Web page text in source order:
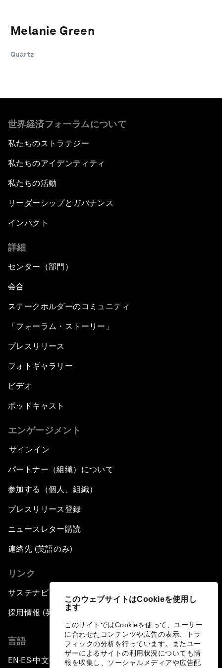
このウェブサイトはCookieを使用し
ます
このサイトではCookieを使って、ユーザー
に合わせたコンテンツや広告の表示、トラ
フィックの分析を行っています。またユー
ザーによるサイトの利用状況についても情
報を収集し、ソーシャルメディアや広告配
Melanie Green
Quartz
世界経済フォーラムについて
私たちのストラテジー
私たちのアイデンティティ
私たちの活動
リーダーシップとガバナンス
インパクト
詳細
センター（部門）
会合
ステークホルダーのコミュニティ
「フォーラム・ストーリー」
プレスリリース
フォトギャラリー
ビデオ
ポッドキャスト
エンゲージメント
サインイン
パートナー（組織）について
参加する（個人、組織）
プレスリリース登録
ニュースレター購読
連絡先 (英語のみ)
リンク
サステナビリティへの取り組み
採用情報 (英語のみ)
言語
EN ▪ES▪中文▪ 日本語